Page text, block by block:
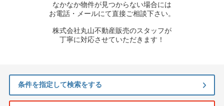
なかなか物件が見つからない場合には
お電話・メールにて直接ご相談下さい。
株式会社丸山不動産販売のスタッフが
丁寧に対応させていただきます！
条件を指定して検索をする